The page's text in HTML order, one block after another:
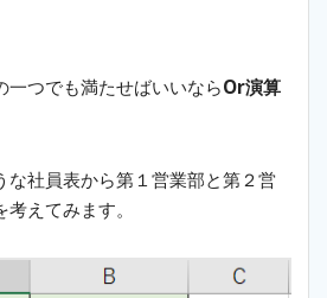
一つでも満たせばいいならOr演算
な社員表から第１営業部と第２営
えてみます。